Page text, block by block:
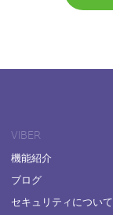
VIBER
機能紹介
ブログ
セキュリティについて